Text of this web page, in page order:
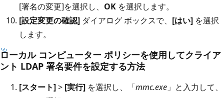
[署名の変更]を選択し、 OK を選択します。
[設定変更の確認] ダイアログ ボックスで、 [はい] を選択
します。
ローカル コンピューター ポリシーを使用してクライア
ント LDAP 署名要件を設定する方法
[スタート]> [実行] を選択し、「mmc.exe 」と入力して、